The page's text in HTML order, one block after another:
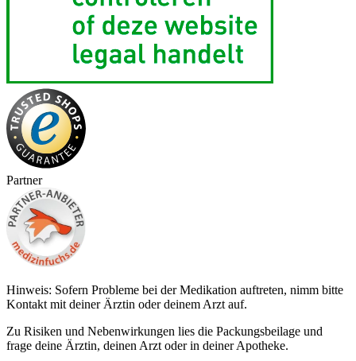
Partner
Hinweis: Sofern Probleme bei der Medikation auftreten, nimm bitte
Kontakt mit deiner Ärztin oder deinem Arzt auf.
Zu Risiken und Nebenwirkungen lies die Packungsbeilage und
frage deine Ärztin, deinen Arzt oder in deiner Apotheke.